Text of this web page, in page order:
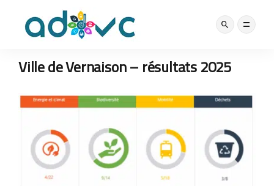
Ville de Vernaison – résultats 2025